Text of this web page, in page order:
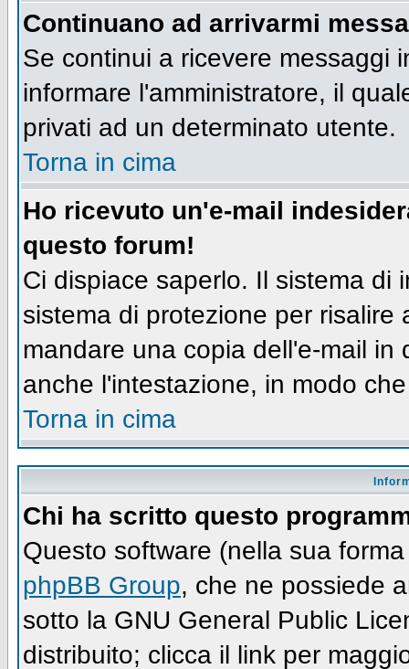
Continuano ad arrivarmi
Se continui a ricevere messaggi
informare l'amministratore, il
privati ad un determinato utente.
Torna in cima
Ho ricevuto un'e-mail
questo forum!
Ci dispiace saperlo. Il sistema di
sistema di protezione per
mandare una copia dell'e-mail
anche l'intestazione, in modo
Torna in cima
Chi ha scritto questo
Questo software (nella sua
phpBB Group, che ne possiede
sotto la GNU General Public
distribuito; clicca il link per